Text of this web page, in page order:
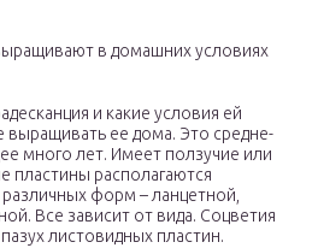
в домашних условиях
и какие условия ей
выращивать ее дома. Это средне-
много лет. Имеет ползучие или
пластины располагаются
форм – ланцетной,
Все зависит от вида. Соцветия
листовидных пластин.